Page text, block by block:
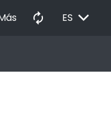
autorenew ES EXPAND_MORE